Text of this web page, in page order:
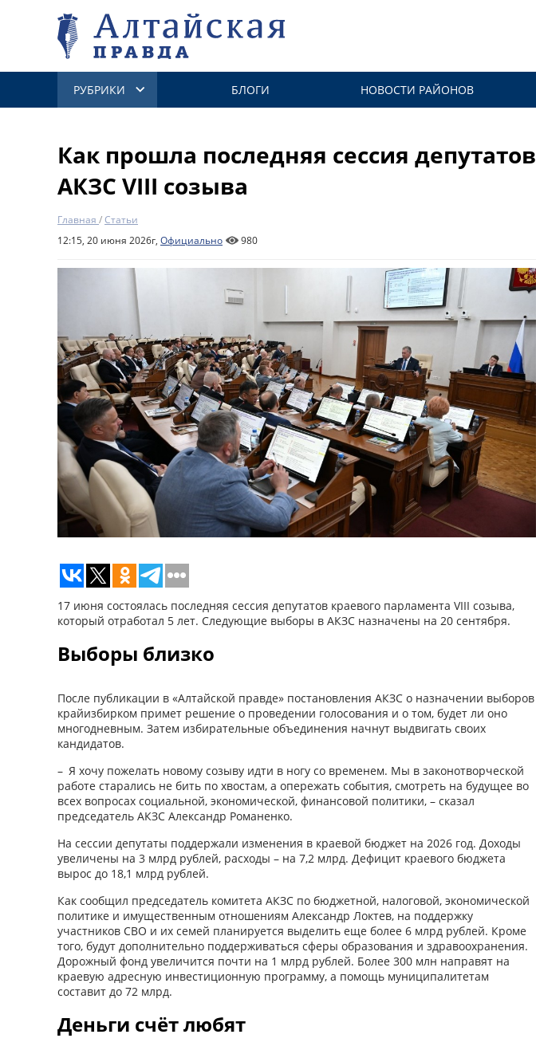
РУБРИКИ БЛОГИ НОВОСТИ РАЙОНОВ
Как прошла последняя сессия депутатов
АКЗС VIII созыва
Главная /Статьи
12:15, 20 июня 2026г, Официально 980
17 июня состоялась последняя сессия депутатов краевого парламента VIII созыва,
который отработал 5 лет. Следующие выборы в АКЗС назначены на 20 сентября.
Выборы близко
После публикации в «Алтайской правде» постановления АКЗС о назначении выборов
крайизбирком примет решение о проведении голосования и о том, будет ли оно
многодневным. Затем избирательные объединения начнут выдвигать своих
кандидатов.
– Я хочу пожелать новому созыву идти в ногу со временем. Мы в законотворческой
работе старались не бить по хвостам, а опережать события, смотреть на будущее во
всех вопросах социальной, экономической, финансовой политики, – сказал
председатель АКЗС Александр Романенко.
На сессии депутаты поддержали изменения в краевой бюджет на 2026 год. Доходы
увеличены на 3 млрд руб­лей, расходы – на 7,2 млрд. Дефицит краевого бюджета
вырос до 18,1 млрд руб­лей.
Как сообщил председатель комитета АКЗС по бюджетной, налоговой, экономической
политике и имущественным отношениям Александр Локтев, на поддержку
участников СВО и их семей планируется выделить еще более 6 млрд руб­лей. Кроме
того, будут дополнительно поддерживаться сферы образования и здравоохранения.
Дорожный фонд увеличится почти на 1 млрд руб­лей. Более 300 млн направят на
краевую адресную инвестиционную программу, а помощь муниципалитетам
составит до 72 млрд.
Деньги счёт любят